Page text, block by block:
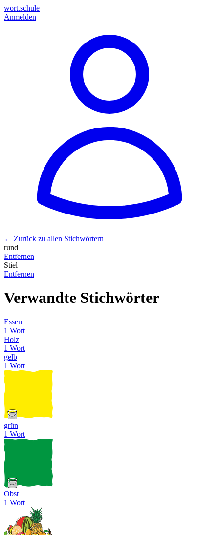
wort.schule
Anmelden
← Zurück zu allen Stichwörtern
rund
Entfernen
Stiel
Entfernen
Verwandte Stichwörter
Essen
1 Wort
Holz
1 Wort
gelb
1 Wort
grün
1 Wort
Obst
1 Wort